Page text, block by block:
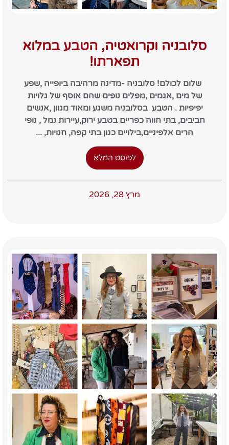
סלובניה וקרואטיה, הטבע במלוא
תפארתו!
שלום לכולם! סלובניה -מדינה מרהיבה ביופייה ,שפע
של מים ,אגמים ,מפלים נופים שהם אוסף של גלויות
יפיפיות . הטבע בסלובניה משגע ומאוד מגוון ,אנשים
חביבים, בתי חווה כפריים בטבע ירוק,עיירות נמל , נופי
הרים אלפיניים,בילויים כגון בתי קפה, חנויות, ...
לפוסט המלא
מרץ 28, 2026